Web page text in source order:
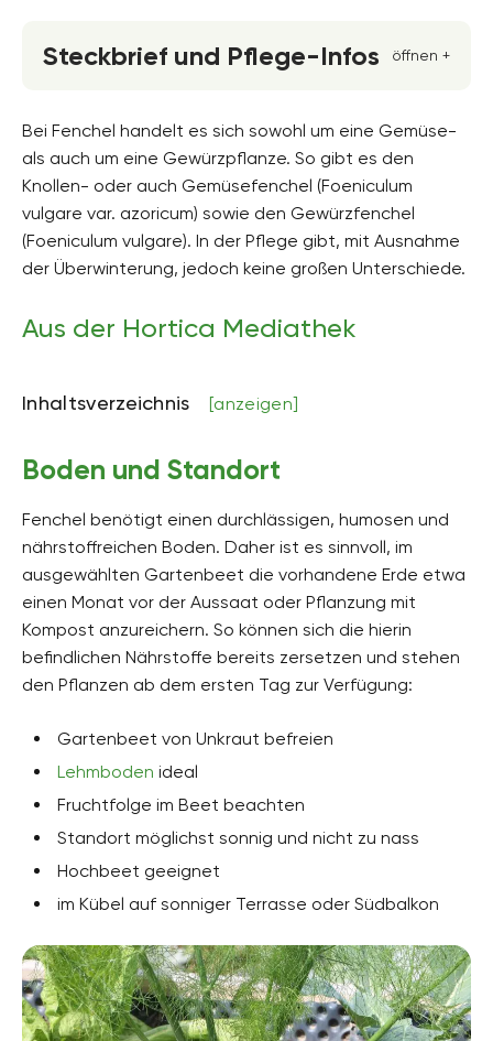
Steckbrief und Pflege-Infos öffnen +
gelb
Standort
Halbschatten, Absonnig, Sonnig
Blütezeit
Juli, August, September, Oktober
aufrecht, buschig, mehrjährig
mäßig feucht, frisch
schwach sauer, alkalisch
Kalkverträglichkeit
Humus
Nein
Pflanzenfamilien
Doldenblütler, Apiaceae
Pflanzenarten
Gewürzpflanzen, Heilpflanzen, Zweijährige
Gartenstil
Apothekergarten, Bauerngarten, Blumengarten
Bei Fenchel handelt es sich sowohl um eine Gemüse-
als auch um eine Gewürzpflanze. So gibt es den
Knollen- oder auch Gemüsefenchel (Foeniculum
vulgare var. azoricum) sowie den Gewürzfenchel
(Foeniculum vulgare). In der Pflege gibt, mit Ausnahme
der Überwinterung, jedoch keine großen Unterschiede.
Aus der Hortica Mediathek
Inhaltsverzeichnis [anzeigen]
Boden und Standort
Fenchel benötigt einen durchlässigen, humosen und
nährstoffreichen Boden. Daher ist es sinnvoll, im
ausgewählten Gartenbeet die vorhandene Erde etwa
einen Monat vor der Aussaat oder Pflanzung mit
Kompost anzureichern. So können sich die hierin
befindlichen Nährstoffe bereits zersetzen und stehen
den Pflanzen ab dem ersten Tag zur Verfügung:
Gartenbeet von Unkraut befreien
Lehmboden ideal
Fruchtfolge im Beet beachten
Standort möglichst sonnig und nicht zu nass
Hochbeet geeignet
im Kübel auf sonniger Terrasse oder Südbalkon